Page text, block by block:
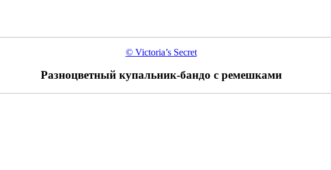
© Victoria’s Secret
Разноцветный купальник-бандо с ремешками